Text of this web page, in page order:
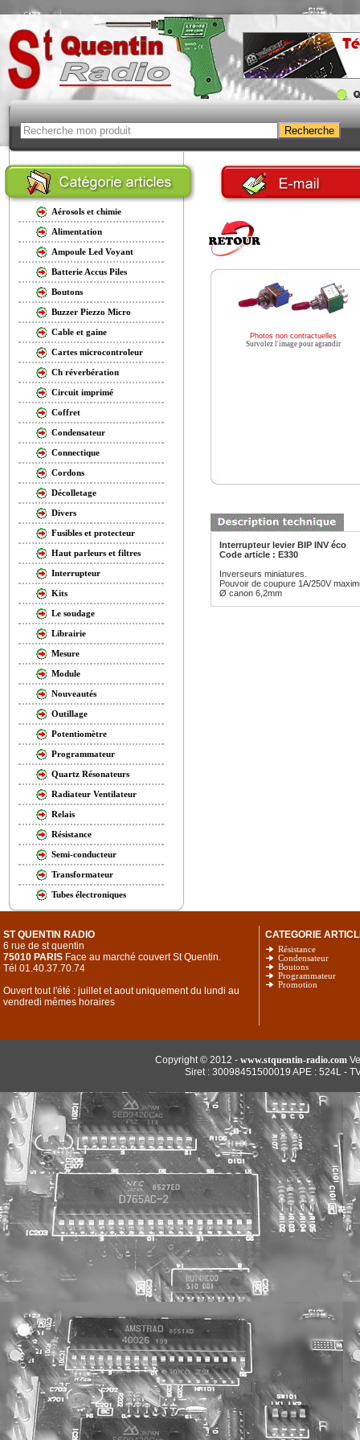
Aérosols et chimie
Alimentation
Ampoule Led Voyant
Batterie Accus Piles
Boutons
Buzzer Piezzo Micro
Cable et gaine
Cartes microcontroleur
Ch réverbération
Circuit imprimé
Coffret
Condensateur
Connectique
Cordons
Décolletage
Divers
Fusibles et protecteur
Haut parleurs et filtres
Interrupteur
Kits
Le soudage
Librairie
Mesure
Module
Nouveautés
Outillage
Potentiomètre
Programmateur
Quartz Résonateurs
Radiateur Ventilateur
Relais
Résistance
Semi-conducteur
Transformateur
Tubes électroniques
Photos non contractuelles
Survolez l'image pour agrandir
Interrupteur levier BIP INV éco
Code article : E330
Inverseurs miniatures.
Pouvoir de coupure 1A/250V
Ø canon 6,2mm
ST QUENTIN RADIO
6 rue de st quentin
75010 PARIS Face au marché couvert St Quentin.
Tél 01.40.37.70.74
Ouvert tout l'été : juillet et aout uniquement du lundi au
vendredi mêmes horaires
CATEGORIE
Résistance
Condensateur
Boutons
Programmateur
Promotion
Copyright © 2012 - www.stquentin-radio.com
Siret : 30098451500019 APE : 524L -